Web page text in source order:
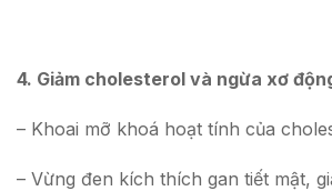
4. Giảm cholesterol và ngừa xơ
– Khoai mỡ khoá hoạt tính của
– Vừng đen kích thích gan tiết mật,